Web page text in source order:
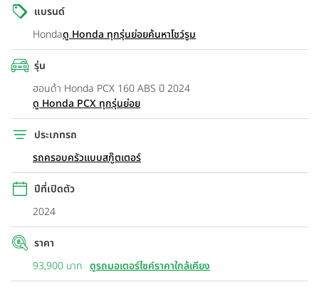
แบรนด์
Hondaดู Honda ทุกรุ่นย่อยค้นหาโชว์รูม
รุ่น
ฮอนด้า Honda PCX 160 ABS ปี 2024
ดู Honda PCX ทุกรุ่นย่อย
ประเภทรถ
รถครอบครัวแบบสกู๊ตเตอร์
ปีที่เปิดตัว
2024
ราคา
93,900 บาท ดูรถมอเตอร์ไซค์ราคาใกล้เคียง